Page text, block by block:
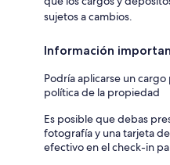
sujetos a cambios.
Información
Podría aplicarse un
política de la propiedad
Es posible que debas
fotografía y una tarjeta
efectivo en el check-in